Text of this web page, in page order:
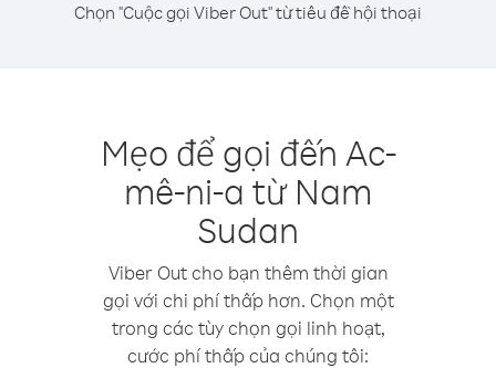
Chọn "Cuộc gọi Viber Out" từ tiêu đề hội thoại
Mẹo để gọi đến Ac-
mê-ni-a từ Nam
Sudan
Viber Out cho bạn thêm thời gian
gọi với chi phí thấp hơn. Chọn một
trong các tùy chọn gọi linh hoạt,
cước phí thấp của chúng tôi: